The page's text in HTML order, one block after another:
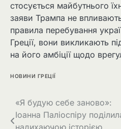
стосується майбутнього
заяви Трампа не
правила перебування
Греції, вони викликають
на його амбіції щодо
НОВИНИ ГРЕЦІЇ
«Я будую себе заново»:
Іоанна Паліоспіру
надихаючою історією